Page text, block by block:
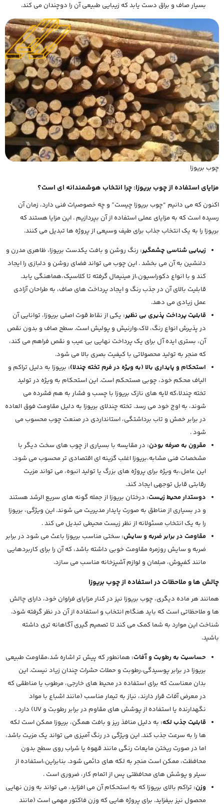
بسیار صاف و براق دست یابد که زیبایی طبیعی آن را دوچندان می کند.
چوب بریوزا
مزایای استفاده از چوب بریوزا: چرا انتخاب هوشمندانه ای است؟
اکنون که می دانیم “چوب بریوزا چیست” و چه خصوصیات فنی دارد، زمان آن
رسیده است که به مزایای عملی استفاده از آن بپردازیم . این مزایا هستند که
بریوزا را به یک انتخاب جذاب برای طیف وسیعی از پروژه ها تبدیل می کنند.
زیبایی شناسی چشمگیر: رنگ روشن و بافت یکدست بریوزا، ظاهری مدرن و
دلنشین به آن می بخشد . این چوب می تواند فضای روشن و دلبازی را ایجاد
کند و با انواع دکوراسیون،از مینیمال گرفته تا کلاسیک،هماهنگی یابد.
قابلیت بالای آن در جذب رنگ و ایجاد پرداخت های صاف، به طراحان آزادی
عمل زیادی می دهد.
قابلیت پرداخت پذیری بی نظیر: یکی از نقاط قوت اصلی بریوزا، توانایی آن
در پذیرش انواع رنگ، لاک،وارنیش و پولیش است. سطح صاف و بدون نقص
آن، بستری ایده آل برای یک پرداخت نهایی بی عیب و نقص فراهم می کند،
که منجر به تولید محصولاتی با کیفیت بصری بالا می شود.
استحکام و پایداری بالا (به ویژه در فرم تخته چندلا): بریوزا به دلیل تراکم و
الیاف محکم خود، چوبی مستحکم است. این استحکام به ویژه در تولید
تخته چندلا،که لایه های نازک بریوزا با چسب و فشار به هم فشرده می
شوند، به اوج خود می رسد. تخته چندلای بریوزا به دلیل مقاومت فوق العاده
در برابر خمش و تاب برداشتگی، استانداردی در صنعت چوب محسوب می
شود .
مقرون به صرفه بودن: در مقایسه با بسیاری از چوب های سخت دیگر با
مشخصات فنی مشابه،بریوزا اغلب گزینه ای اقتصادی تر محسوب می شود.
این عامل،به ویژه برای پروژه های بزرگ یا تولید انبوه، می تواند مزیت
رقابتی قابل توجهی ایجاد کند.
دوستدار محیط زیست: درختان بریوزا از جمله گونه های سریع الرشد هستند
و در بسیاری از مناطق به صورت پایدار مدیریت می شوند. این ویژگی، بریوزا
را به یک انتخاب مسئولانه از نظر زیست محیطی تبدیل می کند .
مقاومت در برابر ضربه و سایش: سختی مناسب بریوزا باعث می شود در برابر
ضربه و سایش روزمره مقاومت خوبی داشته باشد، که آن را برای کاربردهایی
مانند کفپوش، مبلمان و لوازم آشپزخانه مناسب می سازد.
چالش ها و ملاحظات در استفاده از چوب بریوزا
همانند هر ماده دیگری، چوب بریوزا نیز در کنار مزایای فراوان خود، دارای چالش
ها و ملاحظاتی است که باید هنگام انتخاب و استفاده از آن در نظر گرفته شود.
شناخت این موارد به شما کمک می کند تا تصمیم گیری آگاهانه تری داشته
باشید.
حساسیت به رطوبت و آفات: همانطور که پیش تر اشاره شد،مقاومت طبیعی
بریوزا در برابر پوسیدگی،رطوبت و حملات حشرات چندان زیاد نیست. این
بدان معناست که برای استفاده در محیط های خارجی، مرطوب یا مناطقی که
در معرض آفات قرار دارند، نیاز به تیمار مناسب (مانند اشباع با مواد
نگهدارنده یا استفاده از پوشش های مقاوم در برابر رطوبت و UV) دارد .
قابلیت جذب لکه: به دلیل منافذ ریز و بافت همگن، بریوزا ممکن است لکه
ها را به سرعت جذب کند. این ویژگی در رنگ آمیزی می تواند یک مزیت باشد،
اما در صورت ریختن مایعات رنگی مانند قهوه یا شراب روی سطح بدون
محافظت، ممکن است منجر به لکه های دائمی شود. بنابراین،استفاده از
سیلر و پوشش های محافظتی پس از اتمام کار، ضروری است .
وزن: تراکم بالای بریوزا که به استحکام آن می افزاید، می تواند به وزن نهایی
محصول نیز بیفزاید. برای پروژه هایی که وزن فاکتور مهمی است (مانند